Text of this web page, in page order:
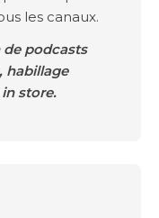
les canaux.
de podcasts
habillage
store.